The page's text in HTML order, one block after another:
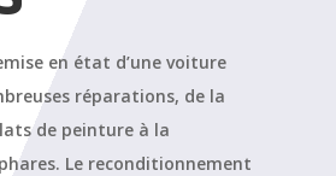
en état d’une voiture
réparations, de la
de peinture à la
Le reconditionnement